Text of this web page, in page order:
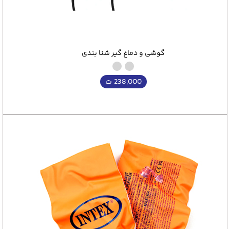
گوشی و دماغ گیر شنا بندی
238,000 ت